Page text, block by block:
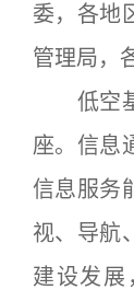
委，各地
管理局，
低空基
座。信息
信息服务
视、导航
建设发展